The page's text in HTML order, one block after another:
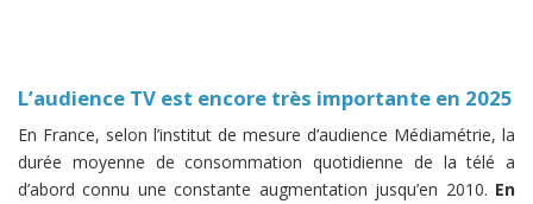
L’audience TV est encore très importante en 2025
En France, selon l’institut de mesure d’audience Médiamétrie, la
durée moyenne de consommation quotidienne de la télé a
d’abord connu une constante augmentation jusqu’en 2010. En